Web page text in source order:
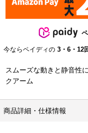
今ならペイディの 3・6・12
スムーズな動きと静音性
クアーム
商品詳細・仕様情報